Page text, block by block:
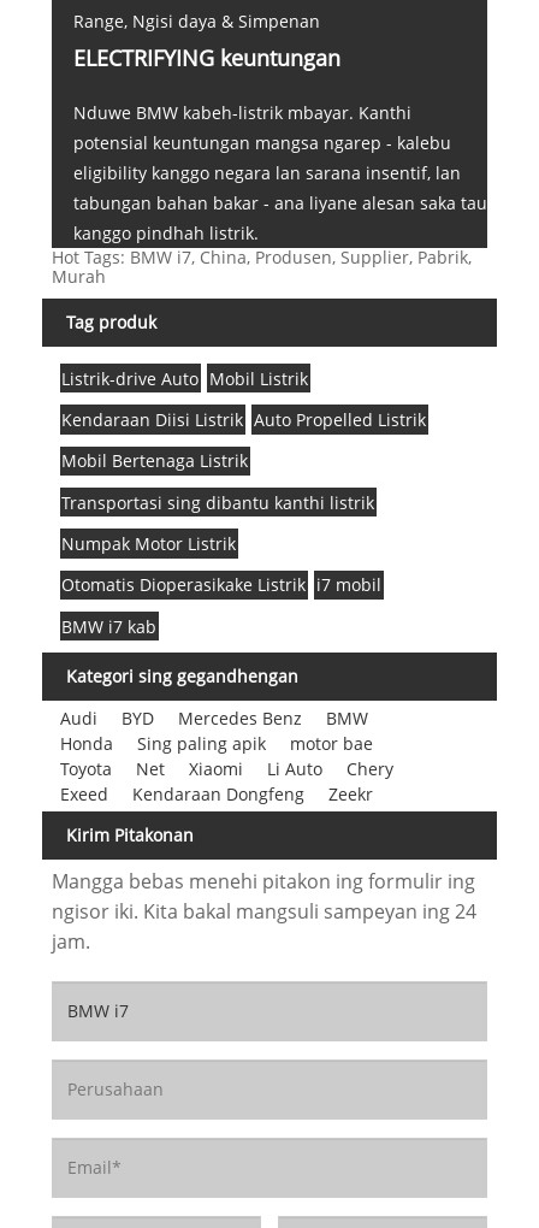
Range, Ngisi daya & Simpenan
ELECTRIFYING keuntungan
Nduwe BMW kabeh-listrik mbayar. Kanthi
potensial keuntungan mangsa ngarep - kalebu
eligibility kanggo negara lan sarana insentif, lan
tabungan bahan bakar - ana liyane alesan saka tau
kanggo pindhah listrik.
Hot Tags: BMW i7, China, Produsen, Supplier, Pabrik,
Murah
Tag produk
Listrik-drive Auto Mobil Listrik
Kendaraan Diisi Listrik Auto Propelled Listrik
Mobil Bertenaga Listrik
Transportasi sing dibantu kanthi listrik
Numpak Motor Listrik
Otomatis Dioperasikake Listrik i7 mobil
BMW i7 kab
Kategori sing gegandhengan
Audi
BYD Mercedes Benz
BMW
Honda
Sing paling apik
motor bae
Toyota
Net Xiaomi Li Auto
Chery
Exeed
Kendaraan Dongfeng
Zeekr
Kirim Pitakonan
Mangga bebas menehi pitakon ing formulir ing
ngisor iki. Kita bakal mangsuli sampeyan ing 24
jam.